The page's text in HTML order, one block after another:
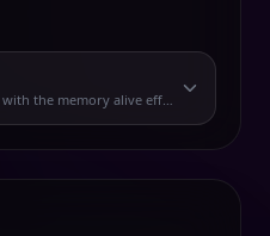
the memory alive effect.